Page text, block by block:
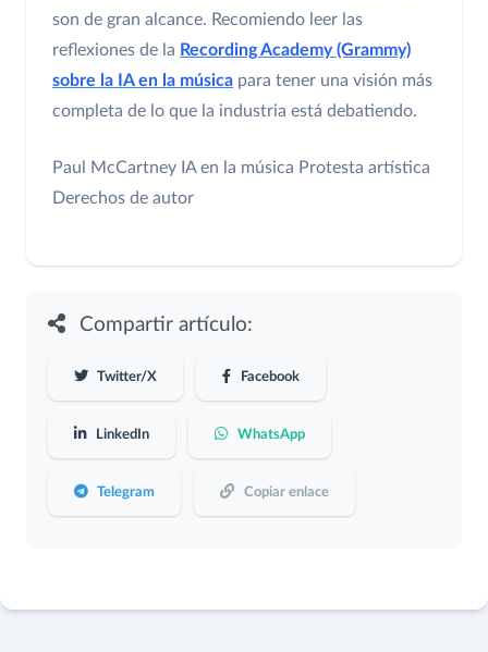
son de gran alcance. Recomiendo leer las
reflexiones de la Recording Academy (Grammy)
sobre la IA en la música para tener una visión más
completa de lo que la industria está debatiendo.
Paul McCartney IA en la música Protesta artística
Derechos de autor
Compartir artículo:
Twitter/X Facebook
LinkedIn WhatsApp
Telegram Copiar enlace